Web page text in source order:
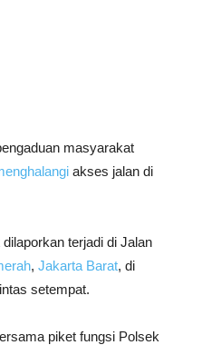
masyarakat
akses jalan di
terjadi di Jalan
, Jakarta Barat, di
setempat.
piket fungsi Polsek